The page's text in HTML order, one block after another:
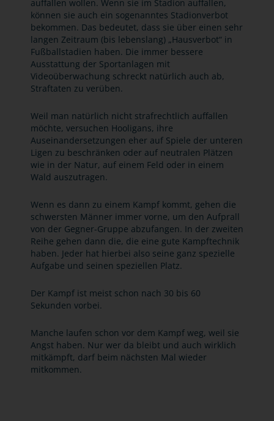
auffallen wollen. Wenn sie im Stadion auffallen,
können sie auch ein sogenanntes Stadionverbot
bekommen. Das bedeutet, dass sie über einen sehr
langen Zeitraum (bis lebenslang) „Hausverbot“ in
Fußballstadien haben. Die immer bessere
Ausstattung der Sportanlagen mit
Videoüberwachung schreckt natürlich auch ab,
Straftaten zu verüben.
Weil man natürlich nicht strafrechtlich auffallen
möchte, versuchen Hooligans, ihre
Auseinandersetzungen eher auf Spiele der unteren
Ligen zu beschränken oder auf neutralen Plätzen
wie in der Natur, auf einem Feld oder in einem
Wald auszutragen.
Wenn es dann zu einem Kampf kommt, gehen die
schwersten Männer immer vorne, um den Aufprall
von der Gegner-Gruppe abzufangen. In der zweiten
Reihe gehen dann die, die eine gute Kampftechnik
haben. Jeder hat hierbei also seine ganz spezielle
Aufgabe und seinen speziellen Platz.
Der Kampf ist meist schon nach 30 bis 60
Sekunden vorbei.
Manche laufen schon vor dem Kampf weg, weil sie
Angst haben. Nur wer da bleibt und auch wirklich
mitkämpft, darf beim nächsten Mal wieder
mitkommen.